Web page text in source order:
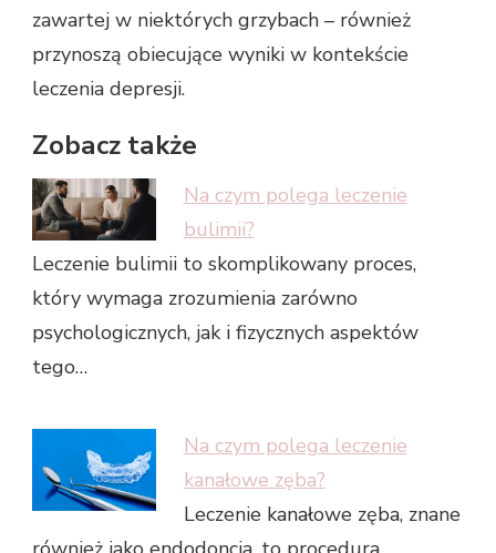
zawartej w niektórych grzybach – również
przynoszą obiecujące wyniki w kontekście
leczenia depresji.
Zobacz także
Na czym polega leczenie
bulimii?
Leczenie bulimii to skomplikowany proces,
który wymaga zrozumienia zarówno
psychologicznych, jak i fizycznych aspektów
tego…
Na czym polega leczenie
kanałowe zęba?
Leczenie kanałowe zęba, znane